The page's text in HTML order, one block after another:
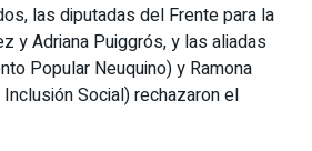
las diputadas del Frente para la
y Adriana Puiggrós, y las aliadas
Popular Neuquino) y Ramona
Social) rechazaron el